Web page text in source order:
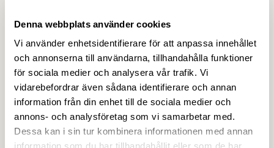
Denna webbplats använder cookies
Vi använder enhetsidentifierare för att anpassa innehållet
och annonserna till användarna, tillhandahålla funktioner
för sociala medier och analysera vår trafik. Vi
vidarebefordrar även sådana identifierare och annan
information från din enhet till de sociala medier och
annons- och analysföretag som vi samarbetar med.
Dessa kan i sin tur kombinera informationen med annan
Den 23 juni arrangerar vi seminarier om
gårdsförsäljning och tillväxtpotentialen i svensk
livsmedelsproduktion, följt av Almedalens godaste
mingel. Den 24 juni arrangerar vi seminarium om
hållbarhet och transporter samt ett gemensamt
branschmingel med LRF och Svensk
Dagligvaruhandel. Så tveka inte, kom till
Almedalen! Den 23 juni är det dags för
Livsmedelsdagen som i år kommer …